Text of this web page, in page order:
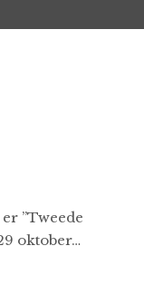
”Tweede
oktober…